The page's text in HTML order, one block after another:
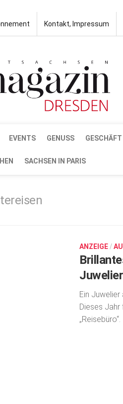
Kontakt, Impressum
EVENTS GENUSS GESCHÄFT
SACHSEN IN PARIS
ANZEIGE /
Ein
Dieses Jahr
„Reisebüro“.